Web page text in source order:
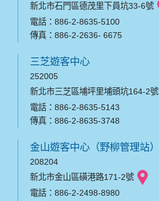
新北市石門區德茂里下員坑33-6號
電話：886-2-8635-5100
傳真：886-2-2636- 6675
三芝遊客中心
252005
新北市三芝區埔坪里埔頭坑164-2號
電話：886-2-8635-5143
傳真：886-2-8635-3748
金山遊客中心（野柳管理站）
208204
新北市金山區磺港路171-2號
電話：886-2-2498-8980